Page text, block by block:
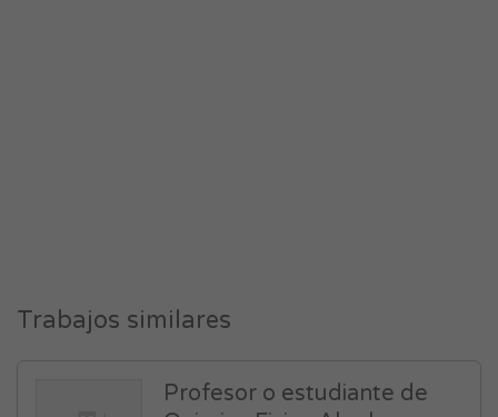
Trabajos similares
Profesor o estudiante de